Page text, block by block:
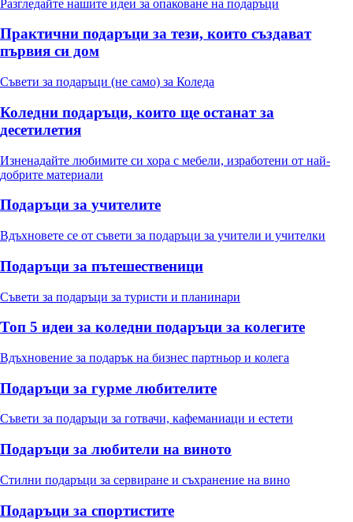
Разгледайте нашите идеи за опаковане на подаръци
Практични подаръци за тези, които създават
първия си дом
Съвети за подаръци (не само) за Коледа
Коледни подаръци, които ще останат за
десетилетия
Изненадайте любимите си хора с мебели, изработени от най-
добрите материали
Подаръци за учителите
Вдъхновете се от съвети за подаръци за учители и учителки
Подаръци за пътешественици
Съвети за подаръци за туристи и планинари
Топ 5 идеи за коледни подаръци за колегите
Вдъхновение за подарък на бизнес партньор и колега
Подаръци за гурме любителите
Съвети за подаръци за готвачи, кафеманиаци и естети
Подаръци за любители на виното
Стилни подаръци за сервиране и съхранение на вино
Подаръци за спортистите